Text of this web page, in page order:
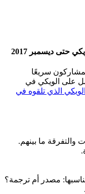
ديسمبر 2017
سريعًا
على الويكي في
الذي تلقوه في
والتفرقة ما بينهم.
تناسبها: مصدر أم ترجمة؟